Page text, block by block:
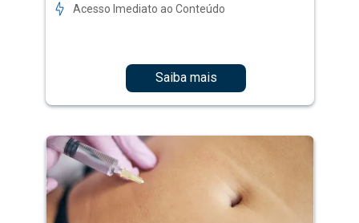
Acesso Imediato ao Conteúdo
Saiba mais